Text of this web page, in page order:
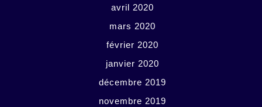
avril 2020
mars 2020
février 2020
janvier 2020
décembre 2019
novembre 2019